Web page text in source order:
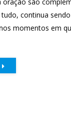
tudo, continua
momentos em